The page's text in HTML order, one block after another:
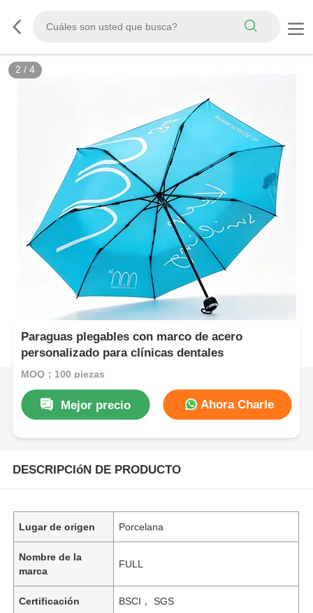
2 / 4
Paraguas plegables con marco de acero
personalizado para clínicas dentales
MOQ：100 piezas
Mejor precio Ahora Charle
DESCRIPCIóN DE PRODUCTO
Lugar de origen Porcelana
Nombre de la
marca
FULL
Certificación BSCI， SGS